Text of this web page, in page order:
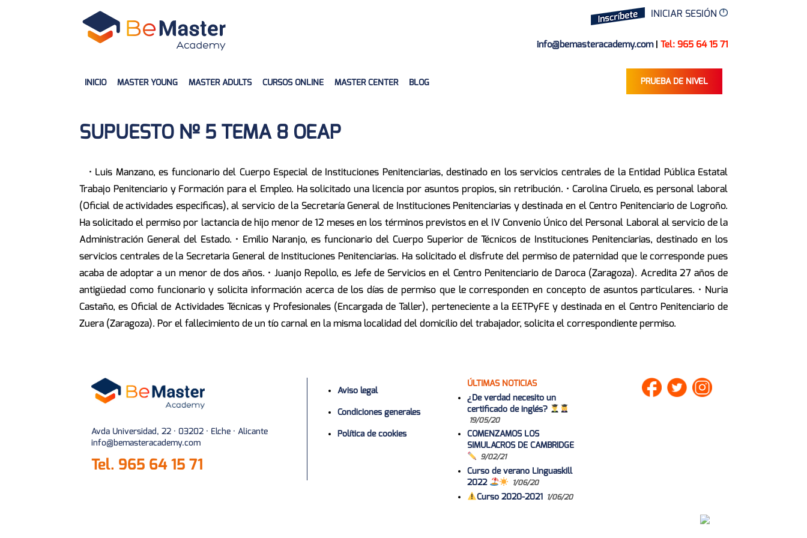
INICIAR SESIÓN
info@bemasteracademy.com| Tel: 965 64 15 71
INICIO MASTER YOUNG MASTER ADULTS CURSOS ONLINE MASTER CENTER BLOG PRUEBA DE NIVEL
SUPUESTO Nº 5 TEMA 8 OEAP
• Luis Manzano, es funcionario del Cuerpo Especial de Instituciones Penitenciarias, destinado en los servicios centrales de la Entidad Pública Estatal
Trabajo Penitenciario y Formación para el Empleo. Ha solicitado una licencia por asuntos propios, sin retribución. • Carolina Ciruelo, es personal laboral
(Oficial de actividades especificas), al servicio de la Secretaría General de Instituciones Penitenciarias y destinada en el Centro Penitenciario de Logroño.
Ha solicitado el permiso por lactancia de hijo menor de 12 meses en los términos previstos en el IV Convenio Único del Personal Laboral al servicio de la
Administración General del Estado. • Emilio Naranjo, es funcionario del Cuerpo Superior de Técnicos de Instituciones Penitenciarias, destinado en los
servicios centrales de la Secretaria General de Instituciones Penitenciarias. Ha solicitado el disfrute del permiso de paternidad que le corresponde pues
acaba de adoptar a un menor de dos años. • Juanjo Repollo, es Jefe de Servicios en el Centro Penitenciario de Daroca (Zaragoza). Acredita 27 años de
antigüedad como funcionario y solicita información acerca de los días de permiso que le corresponden en concepto de asuntos particulares. • Nuria
Castaño, es Oficial de Actividades Técnicas y Profesionales (Encargada de Taller), perteneciente a la EETPyFE y destinada en el Centro Penitenciario de
Zuera (Zaragoza). Por el fallecimiento de un tío carnal en la misma localidad del domicilio del trabajador, solicita el correspondiente permiso.
Avda Universidad, 22 · 03202 · Elche · Alicante
info@bemasteracademy.com
Tel. 965 64 15 71
Aviso legal
Condiciones generales
Política de cookies
ÚLTIMAS NOTICIAS
¿De verdad necesito un
certificado de inglés?
19/05/20
COMENZAMOS LOS
SIMULACROS DE CAMBRIDGE
9/02/21
Curso de verano Linguaskill
2022
1/06/20
Curso 2020-2021 1/06/20